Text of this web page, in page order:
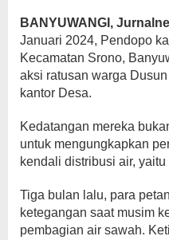
BANYUWANGI,
Januari 2024, Pendopo
Kecamatan Srono,
aksi ratusan warga
kantor Desa.
Kedatangan mereka
untuk mengungkapkan
kendali distribusi air,
Tiga bulan lalu, para
ketegangan saat musim
pembagian air sawah.